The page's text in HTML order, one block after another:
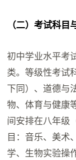
（二）考试科目
初中学业水平考
类。等级性考试
下同）、道德
物、体育与健康
间安排在八年级
目：音乐、美术
学、生物实验操